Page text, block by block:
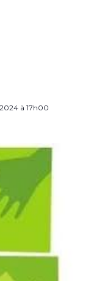
à 17h00